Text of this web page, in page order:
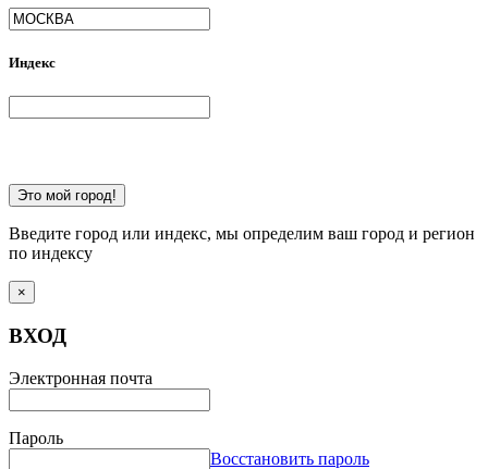
Индекс
Это мой город!
Введите город или индекс, мы определим ваш город и регион
по индексу
×
ВХОД
Электронная почта
Пароль
Восстановить пароль